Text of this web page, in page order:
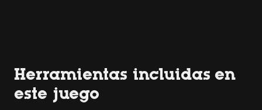
Herramientas incluidas en
este juego